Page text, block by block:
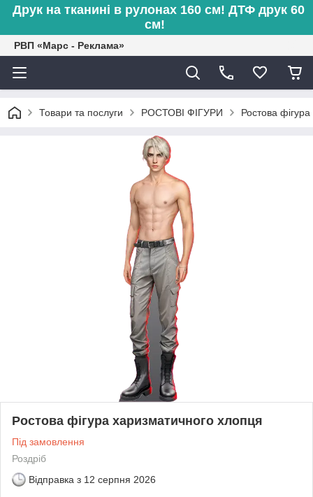
Друк на тканині в рулонах 160 см! ДТФ друк 60
см!
РВП «Марс - Реклама»
Товари та послуги РОСТОВІ ФІГУРИ Ростова
Ростова фігура харизматичного хлопця
Під замовлення
Роздріб
Відправка з 12 серпня 2026